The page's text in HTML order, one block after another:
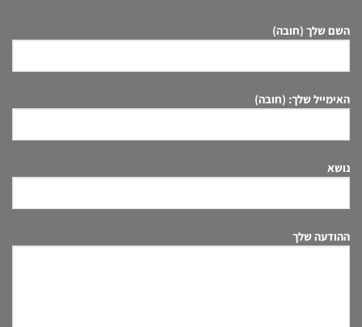
השם שלך (חובה)
האימייל שלך: (חובה)
נושא
ההודעה שלך